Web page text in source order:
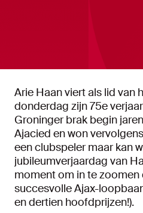
Arie Haan viert als lid van
donderdag zijn 75e
Groninger brak begin
Ajacied en won
een clubspeler maar kan
jubileumverjaardag van
moment om in te
succesvolle Ajax-
en dertien hoofdprijzen!).